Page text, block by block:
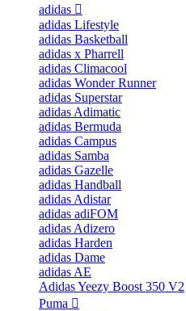
adidas
adidas Lifestyle
adidas Basketball
adidas x Pharrell
adidas Climacool
adidas Wonder Runner
adidas Superstar
adidas Adimatic
adidas Bermuda
adidas Campus
adidas Samba
adidas Gazelle
adidas Handball
adidas Adistar
adidas adiFOM
adidas Adizero
adidas Harden
adidas Dame
adidas AE
Adidas Yeezy Boost 350 V2
Puma